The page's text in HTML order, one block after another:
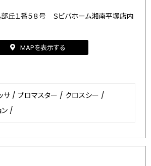
丘１番５８号 Ｓビバホーム湘南平塚店内
MAPを表示する
サ / プロマスター / クロスシー /
/